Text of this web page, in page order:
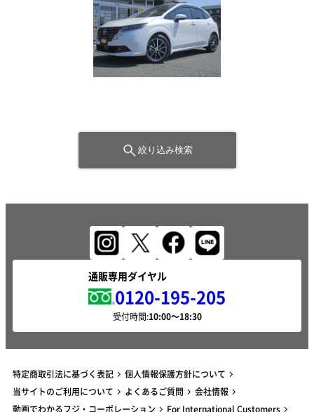
絞り込み検索
通販専用ダイヤル
0120-195-205
受付時間:
特定商取引法に基づく表記
個人情報保護方針について
当サイトのご利用について
よくあるご質問
会社情報
動画でわかるフジ・コーポレーション
For International Customers